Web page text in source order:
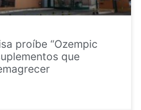
proíbe “Ozempic
que